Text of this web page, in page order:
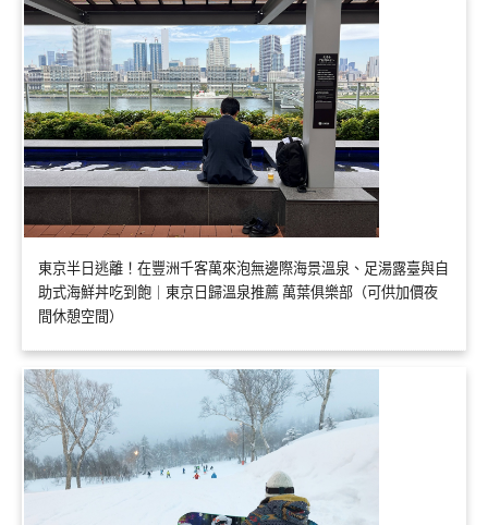
東京半日逃離！在豐洲千客萬來泡無邊際海景溫泉、足湯露臺與自
助式海鮮丼吃到飽｜東京日歸溫泉推薦 萬葉俱樂部（可供加價夜
間休憩空間）